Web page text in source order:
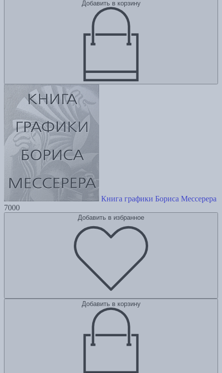
Добавить в корзину
Книга графики Бориса Мессерера
7000
Добавить в избранное
Добавить в корзину